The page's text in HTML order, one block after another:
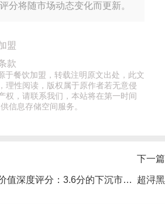
分将随市场动态变化而更新。
盟
款
于餐饮加盟，转载注明原文出处，此文
理性阅读，版权属于原作者若无意侵
权，请联系我们，本站将在第一时间
信息存储空间服务。
够粤猪脚饭加盟价值深度评分：3.6分的下沉市场“饭”力军，机遇与风险并存
下一篇